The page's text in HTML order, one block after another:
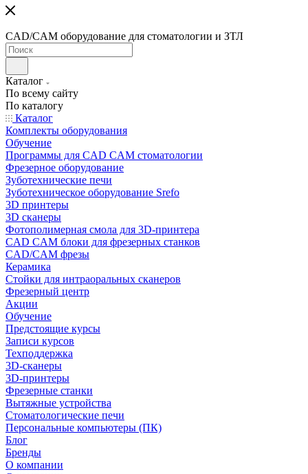
CAD/CAM оборудование для стоматологии и ЗТЛ
Каталог
По всему сайту
По каталогу
Каталог
Комплекты оборудования
Обучение
Программы для CAD CAM стоматологии
Фрезерное оборудование
Зуботехнические печи
Зуботехническое оборудование Srefo
3D принтеры
3D сканеры
Фотополимерная смола для 3D-принтера
CAD CAM блоки для фрезерных станков
CAD/CAM фрезы
Керамика
Стойки для интраоральных сканеров
Фрезерный центр
Акции
Обучение
Предстоящие курсы
Записи курсов
Техподдержка
3D-сканеры
3D-принтеры
Фрезерные станки
Вытяжные устройства
Стоматологические печи
Персональные компьютеры (ПК)
Блог
Бренды
О компании